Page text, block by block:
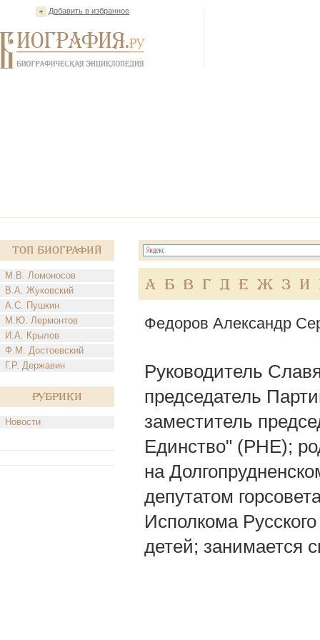
Добавить в избранное
Топ Биографий
М.В. Ломоносов
В.А. Жуковский
А.С. Пушкин
М.Ю. Лермонтов
И.А. Крылов
Ф.М. Достоевский
Г.Р. Державин
Рубрики
Новости
А Б В Г Д Е Ж З И
Федоров Александр
Руководитель
председатель
заместитель
Единство" (РНЕ);
на
депутатом
Исполкома
детей; занимается